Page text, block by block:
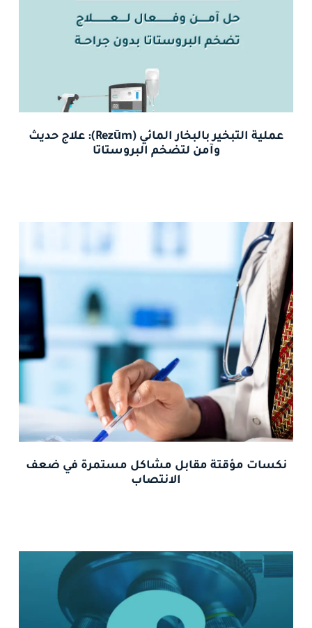
عملية التبخير بالبخار المائي (Rezūm): علاج حديث
وآمن لتضخم البروستاتا
نكسات مؤقتة مقابل مشاكل مستمرة في ضعف
الانتصاب